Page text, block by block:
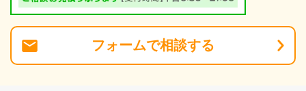
フォームで相談する